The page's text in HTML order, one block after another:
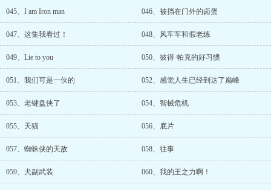
045、I am Iron man 046、被挡在门外的卤蛋
047、这集我看过！ 048、风车车和假老练
049、Lie to you 050、彼得·帕克的好习惯
051、我们可是一伙的 052、感觉人生已经到达了巅峰
053、老键盘侠了 054、智械危机
055、天猫 056、底片
057、蜘蛛侠的天敌 058、往事
059、犬副武装 060、我的王之力啊！